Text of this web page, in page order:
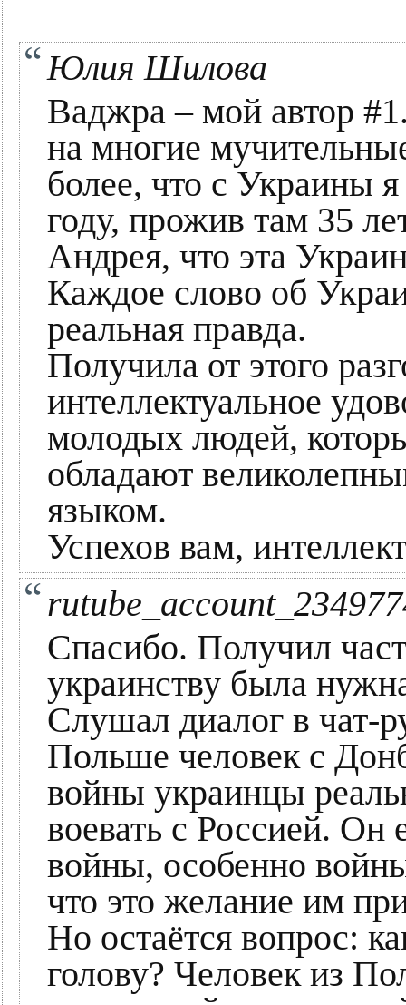
Юлия Шилова
Ваджра – мой автор
на многие
более, что с Украины
году, прожив там 35
Андрея, что эта
Каждое слово об
реальная правда.
Получила от этого
интеллектуальное
молодых людей,
обладают
языком.
Успехов вам,
Спасибо. Получил
украинству была
Слушал диалог в чат-
Польше человек с
войны украинцы
воевать с Россией. Он
войны, особенно
что это желание им
Но остаётся вопрос:
голову? Человек из